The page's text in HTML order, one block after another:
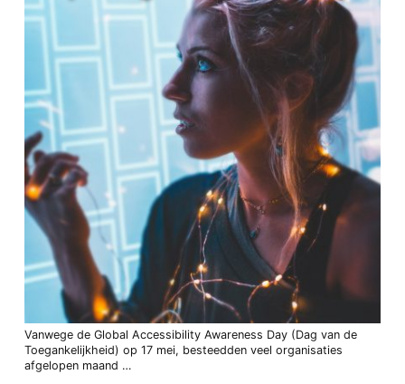
Vanwege de Global Accessibility Awareness Day (Dag van de
Toegankelijkheid) op 17 mei, besteedden veel organisaties
afgelopen maand …